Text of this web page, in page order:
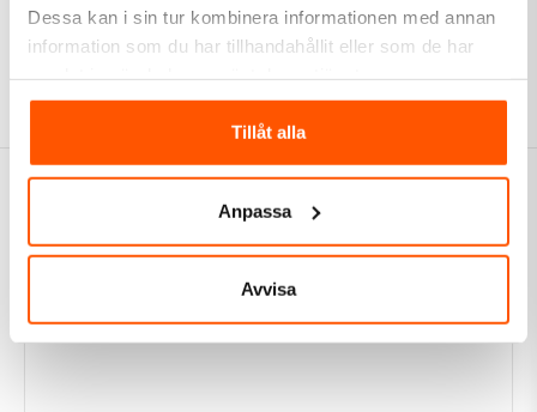
Dessa kan i sin tur kombinera informationen med annan
information som du har tillhandahållit eller som de har
Tillåt alla
Anpassa
Avvisa